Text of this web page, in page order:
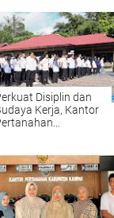
Disiplin dan
Kerja, Kantor
Wujud
Pelayanan